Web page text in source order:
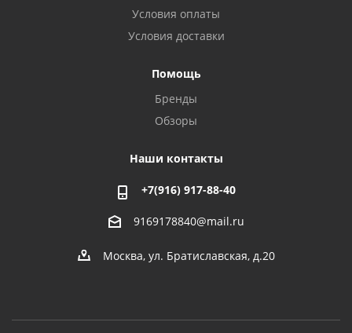
Условия оплаты
Условия доставки
Помощь
Бренды
Обзоры
Наши контакты
+7(916) 917-88-40
9169178840@mail.ru
Москва, ул. Братиславская, д.20